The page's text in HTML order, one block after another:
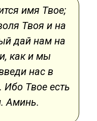
имя Твое;
Твоя и на
дай нам на
как и мы
нас в
Ибо Твое есть
Аминь.